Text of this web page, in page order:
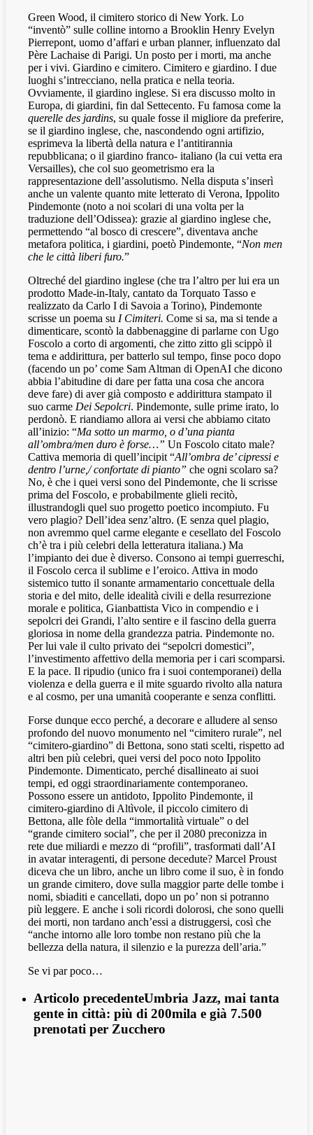
Green Wood, il cimitero storico di New York. Lo
“inventò” sulle colline intorno a Brooklin Henry Evelyn
Pierrepont, uomo d’affari e urban planner, influenzato dal
Père Lachaise di Parigi. Un posto per i morti, ma anche
per i vivi. Giardino e cimitero. Cimitero e giardino. I due
luoghi s’intrecciano, nella pratica e nella teoria.
Ovviamente, il giardino inglese. Si era discusso molto in
Europa, di giardini, fin dal Settecento. Fu famosa come la
querelle des jardins, su quale fosse il migliore da preferire,
se il giardino inglese, che, nascondendo ogni artifizio,
esprimeva la libertà della natura e l’antitirannia
repubblicana; o il giardino franco- italiano (la cui vetta era
Versailles), che col suo geometrismo era la
rappresentazione dell’assolutismo. Nella disputa s’inserì
anche un valente quanto mite letterato di Verona, Ippolito
Pindemonte (noto a noi scolari di una volta per la
traduzione dell’Odissea): grazie al giardino inglese che,
permettendo “al bosco di crescere”, diventava anche
metafora politica, i giardini, poetò Pindemonte, “Non men
che le città liberi furo.”
Oltreché del giardino inglese (che tra l’altro per lui era un
prodotto Made-in-Italy, cantato da Torquato Tasso e
realizzato da Carlo I di Savoia a Torino), Pindemonte
scrisse un poema su I Cimiteri. Come si sa, ma si tende a
dimenticare, scontò la dabbenaggine di parlarne con Ugo
Foscolo a corto di argomenti, che zitto zitto gli scippò il
tema e addirittura, per batterlo sul tempo, finse poco dopo
(facendo un po’ come Sam Altman di OpenAI che dicono
abbia l’abitudine di dare per fatta una cosa che ancora
deve fare) di aver già composto e addirittura stampato il
suo carme Dei Sepolcri. Pindemonte, sulle prime irato, lo
perdonò. E riandiamo allora ai versi che abbiamo citato
all’inizio: “Ma sotto un marmo, o d’una pianta
all’ombra/men duro è forse…” Un Foscolo citato male?
Cattiva memoria di quell’incipit “All’ombra de’ cipressi e
dentro l’urne,/ confortate di pianto” che ogni scolaro sa?
No, è che i quei versi sono del Pindemonte, che li scrisse
prima del Foscolo, e probabilmente glieli recitò,
illustrandogli quel suo progetto poetico incompiuto. Fu
vero plagio? Dell’idea senz’altro. (E senza quel plagio,
non avremmo quel carme elegante e cesellato del Foscolo
ch’è tra i più celebri della letteratura italiana.) Ma
l’impianto dei due è diverso. Consono ai tempi guerreschi,
il Foscolo cerca il sublime e l’eroico. Attiva in modo
sistemico tutto il sonante armamentario concettuale della
storia e del mito, delle idealità civili e della resurrezione
morale e politica, Gianbattista Vico in compendio e i
sepolcri dei Grandi, l’alto sentire e il fascino della guerra
gloriosa in nome della grandezza patria. Pindemonte no.
Per lui vale il culto privato dei “sepolcri domestici”,
l’investimento affettivo della memoria per i cari scomparsi.
E la pace. Il ripudio (unico fra i suoi contemporanei) della
violenza e della guerra e il mite sguardo rivolto alla natura
e al cosmo, per una umanità cooperante e senza conflitti.
Forse dunque ecco perché, a decorare e alludere al senso
profondo del nuovo monumento nel “cimitero rurale”, nel
“cimitero-giardino” di Bettona, sono stati scelti, rispetto ad
altri ben più celebri, quei versi del poco noto Ippolito
Pindemonte. Dimenticato, perché disallineato ai suoi
tempi, ed oggi straordinariamente contemporaneo.
Possono essere un antidoto, Ippolito Pindemonte, il
cimitero-giardino di Altìvole, il piccolo cimitero di
Bettona, alle fòle della “immortalità virtuale” o del
“grande cimitero social”, che per il 2080 preconizza in
rete due miliardi e mezzo di “profili”, trasformati dall’AI
in avatar interagenti, di persone decedute? Marcel Proust
diceva che un libro, anche un libro come il suo, è in fondo
un grande cimitero, dove sulla maggior parte delle tombe i
nomi, sbiaditi e cancellati, dopo un po’ non si potranno
più leggere. E anche i soli ricordi dolorosi, che sono quelli
dei morti, non tardano anch’essi a distruggersi, così che
“anche intorno alle loro tombe non restano più che la
bellezza della natura, il silenzio e la purezza dell’aria.”
Se vi par poco…
Articolo precedenteUmbria Jazz, mai tanta
gente in città: più di 200mila e già 7.500
prenotati per Zucchero